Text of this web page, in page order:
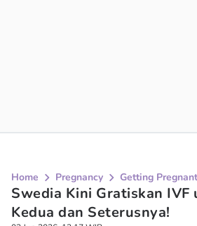
Home Pregnancy Getting Pregnant
Swedia Kini Gratiskan IVF
Kedua dan Seterusnya!